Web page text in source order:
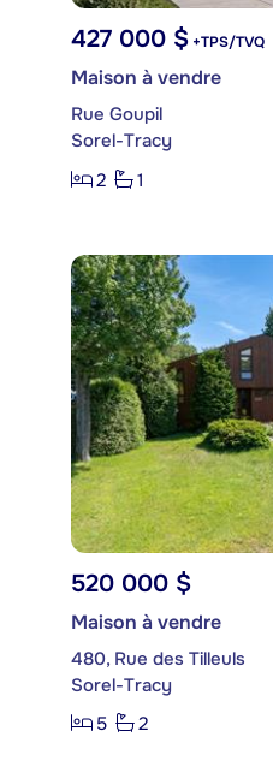
427 000 $ +TPS/TVQ
Maison à vendre
Rue Goupil
Sorel-Tracy
2
1
520 000 $
Maison à vendre
480, Rue des Tilleuls
Sorel-Tracy
5
2